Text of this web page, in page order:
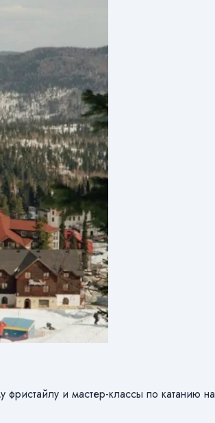
и мастер-классы по катанию на